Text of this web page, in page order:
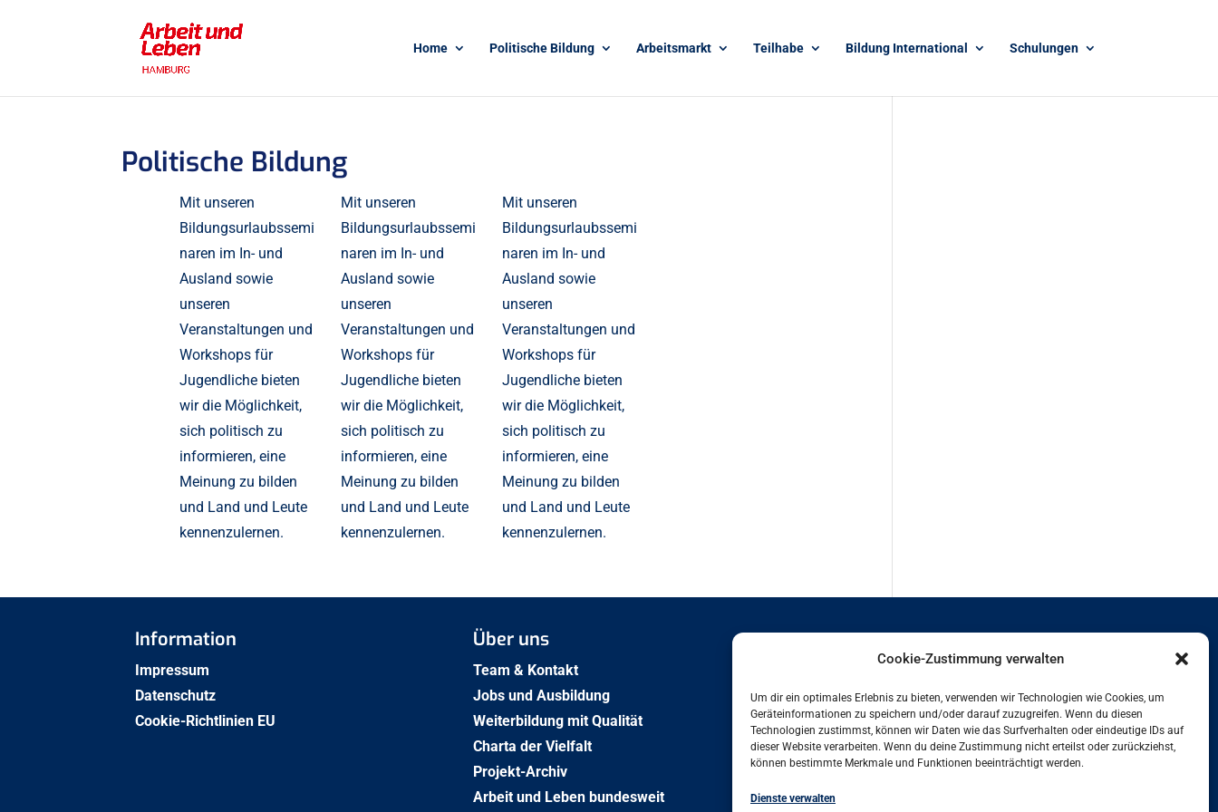
Cookie-Zustimmung verwalten
Um dir ein optimales Erlebnis zu bieten, verwenden wir Technologien wie Cookies, um
Geräteinformationen zu speichern und/oder darauf zuzugreifen. Wenn du diesen
Technologien zustimmst, können wir Daten wie das Surfverhalten oder eindeutige IDs auf
dieser Website verarbeiten. Wenn du deine Zustimmung nicht erteilst oder zurückziehst,
können bestimmte Merkmale und Funktionen beeinträchtigt werden.
Dienste verwalten
Home Politische Bildung Arbeitsmarkt Teilhabe Bildung International Schulungen
Politische Bildung
Mit unseren
Bildungsurlaubssemi
naren im In- und
Ausland sowie
unseren
Veranstaltungen und
Workshops für
Jugendliche bieten
wir die Möglichkeit,
sich politisch zu
informieren, eine
Meinung zu bilden
und Land und Leute
kennenzulernen.
Mit unseren
Bildungsurlaubssemi
naren im In- und
Ausland sowie
unseren
Veranstaltungen und
Workshops für
Jugendliche bieten
wir die Möglichkeit,
sich politisch zu
informieren, eine
Meinung zu bilden
und Land und Leute
kennenzulernen.
Mit unseren
Bildungsurlaubssemi
naren im In- und
Ausland sowie
unseren
Veranstaltungen und
Workshops für
Jugendliche bieten
wir die Möglichkeit,
sich politisch zu
informieren, eine
Meinung zu bilden
und Land und Leute
kennenzulernen.
Information
Impressum
Datenschutz
Cookie-Richtlinien EU
Über uns
Team & Kontakt
Jobs und Ausbildung
Weiterbildung mit Qualität
Charta der Vielfalt
Projekt-Archiv
Arbeit und Leben bundesweit
Besenbinderhof 60
20097 Hamburg
+49 (0)40 284016-11
office@hamburg.arbeitundleben.de